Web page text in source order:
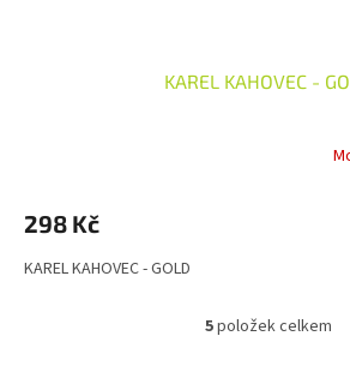
KAREL KAHOVEC -
298 Kč
KAREL KAHOVEC - GOLD
O
5položek celkem